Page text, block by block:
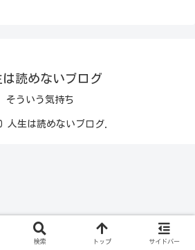
は読めないブログ
そういう気持ち
人生は読めないブログ.
検索 トップ サイドバー